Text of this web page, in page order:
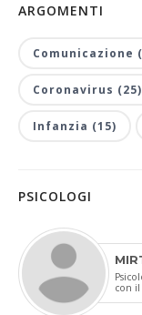
ARGOMENTI
Comunicazione
Coronavirus (25)
Infanzia (15)
PSICOLOGI
con il